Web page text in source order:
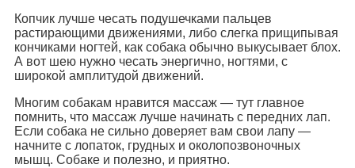
Копчик лучше чесать подушечками пальцев
растирающими движениями, либо слегка прищипывая
кончиками ногтей, как собака обычно выкусывает блох.
А вот шею нужно чесать энергично, ногтями, с
широкой амплитудой движений.
Многим собакам нравится массаж — тут главное
помнить, что массаж лучше начинать с передних лап.
Если собака не сильно доверяет вам свои лапу —
начните с лопаток, грудных и околопозвоночных
мышц. Собаке и полезно, и приятно.